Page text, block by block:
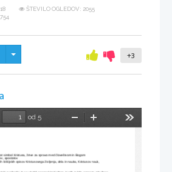
ŠTEVILO OGLEDOV: 2055
Skrij/prikaži meni +3
od 5
Pomanjšaj
simbol Kristusa, žrtve za spravo med človeštvom in Bogom
apostolov
biblijskih opisov Kristusovega življenja, dela in nauka, Kristusov nauk,